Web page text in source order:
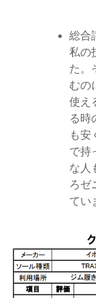
総合
私の
た。
むの
使え
る時
も安
で持
な人
ろゼ
てい